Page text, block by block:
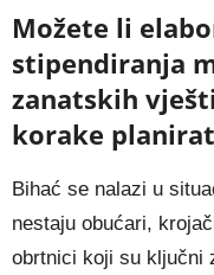
Možete li
stipendiranja
zanatskih
korake
Bihać se nalazi u
nestaju obućari,
obrtnici koji su ključni